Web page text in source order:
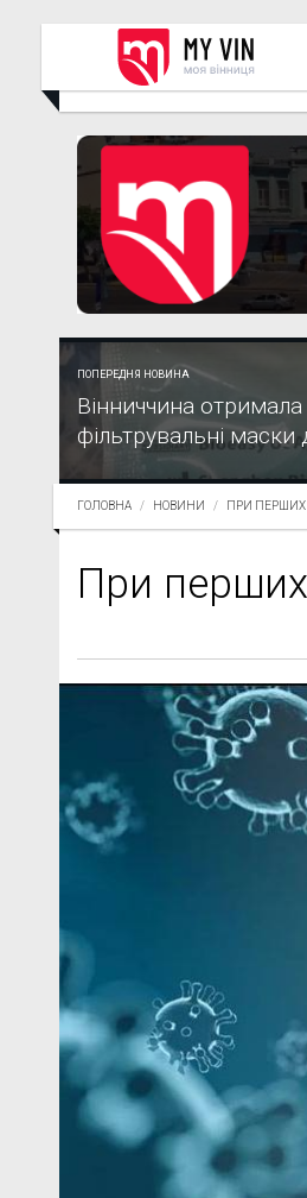
ПОПЕРЕДНЯ НОВИНА
Вінниччина
фільтрувальні маски
ГОЛОВНА НОВИНИ ПРИ ПЕРШИХ
При